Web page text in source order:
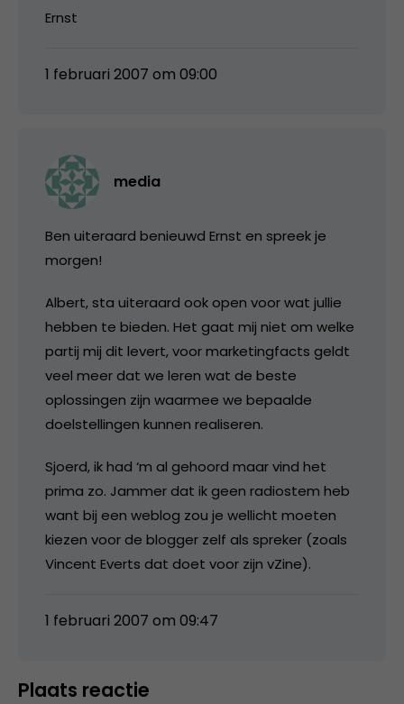
Ernst
1 februari 2007 om 09:00
media
Ben uiteraard benieuwd Ernst en spreek je
morgen!
Albert, sta uiteraard ook open voor wat jullie
hebben te bieden. Het gaat mij niet om welke
partij mij dit levert, voor marketingfacts geldt
veel meer dat we leren wat de beste
oplossingen zijn waarmee we bepaalde
doelstellingen kunnen realiseren.
Sjoerd, ik had ‘m al gehoord maar vind het
prima zo. Jammer dat ik geen radiostem heb
want bij een weblog zou je wellicht moeten
kiezen voor de blogger zelf als spreker (zoals
Vincent Everts dat doet voor zijn vZine).
1 februari 2007 om 09:47
Plaats reactie